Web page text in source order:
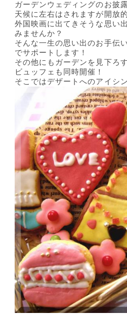
ガーデンウェディングのお披
天候に左右はされますが開放
外国映画に出てきそうな思い
みませんか？
そんな一生の思い出のお手伝
でサポートします！
その他にもガーデンを見下ろ
ビュッフェも同時開催！
そこではデザートへのアイシ